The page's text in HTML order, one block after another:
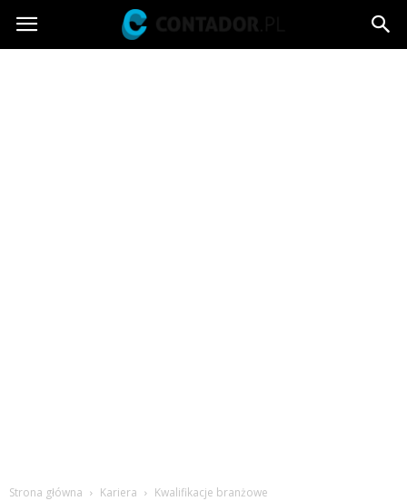
Contador.pl
Strona główna Kariera Kwalifikacje branżowe